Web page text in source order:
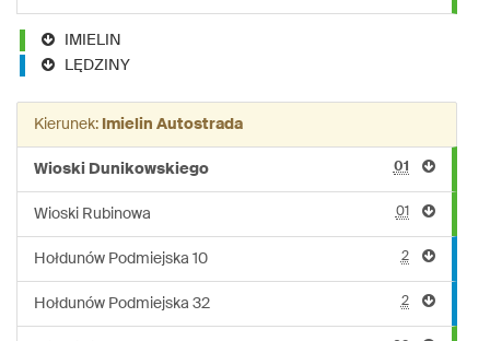
IMIELIN
LĘDZINY
Kierunek: Imielin Autostrada
Wioski Dunikowskiego 01
Wioski Rubinowa 01
Hołdunów Podmiejska 10 2
Hołdunów Podmiejska 32 2